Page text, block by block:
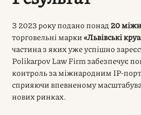
З 2023 року подано понад 20
торговельні марки«Львівські
частина з яких уже успішно
Polikarpov Law Firm забезпечує
контроль за міжнародним IP-
сприяючи впевненому
нових ринках.